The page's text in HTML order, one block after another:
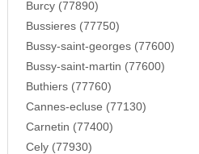
Burcy (77890)
Bussieres (77750)
Bussy-saint-georges (77600)
Bussy-saint-martin (77600)
Buthiers (77760)
Cannes-ecluse (77130)
Carnetin (77400)
Cely (77930)